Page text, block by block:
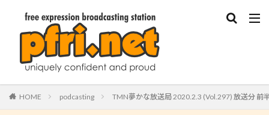
HOME podcasting TMN夢かな放送局 2020.2.3 (Vol.297) 放送分 前